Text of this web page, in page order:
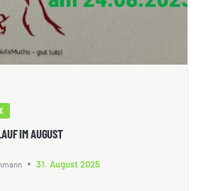
IM AUGUST
31. August 2025